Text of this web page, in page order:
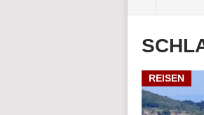
REISEN